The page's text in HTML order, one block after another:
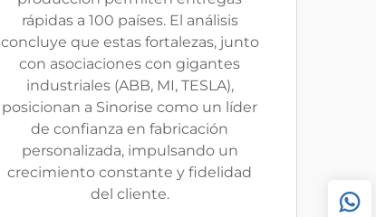
rápidas a 100 países. El análisis
concluye que estas fortalezas, junto
con asociaciones con gigantes
industriales (ABB, MI, TESLA),
posicionan a Sinorise como un líder
de confianza en fabricación
personalizada, impulsando un
crecimiento constante y fidelidad
del cliente.